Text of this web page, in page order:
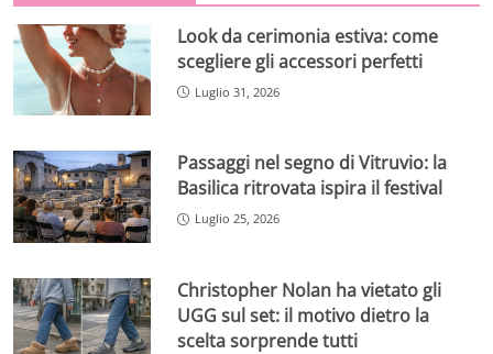
Look da cerimonia estiva: come
scegliere gli accessori perfetti
Luglio 31, 2026
Passaggi nel segno di Vitruvio: la
Basilica ritrovata ispira il festival
Luglio 25, 2026
Christopher Nolan ha vietato gli
UGG sul set: il motivo dietro la
scelta sorprende tutti